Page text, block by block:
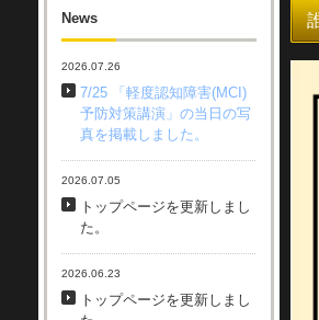
News
2026.07.26
7/25 「軽度認知障害(MCI)
予防対策講演」の当日の写
真を掲載しました。
2026.07.05
トップページを更新しまし
た。
2026.06.23
トップページを更新しまし